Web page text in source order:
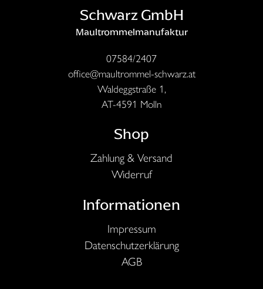
Schwarz GmbH
Maultrommelmanufaktur
07584/2407
office@maultrommel-schwarz.at
Waldeggstraße 1,
AT-4591 Molln
Shop
Zahlung & Versand
Widerruf
Informationen
Impressum
Datenschutzerklärung
AGB